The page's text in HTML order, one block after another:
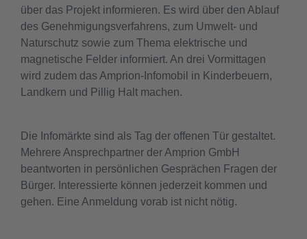
über das Projekt informieren. Es wird über den Ablauf
des Genehmigungsverfahrens, zum Umwelt- und
Naturschutz sowie zum Thema elektrische und
magnetische Felder informiert. An drei Vormittagen
wird zudem das Amprion-Infomobil in Kinderbeuern,
Landkern und Pillig Halt machen.
Die Infomärkte sind als Tag der offenen Tür gestaltet.
Mehrere Ansprechpartner der Amprion GmbH
beantworten in persönlichen Gesprächen Fragen der
Bürger. Interessierte können jederzeit kommen und
gehen. Eine Anmeldung vorab ist nicht nötig.